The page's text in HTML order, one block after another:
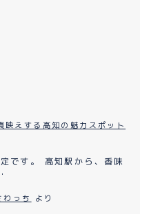
映えする高知の魅力スポット
です。 高知駅から、香味
わっち より